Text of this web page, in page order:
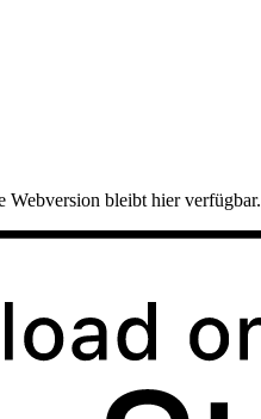
bleibt hier verfügbar.